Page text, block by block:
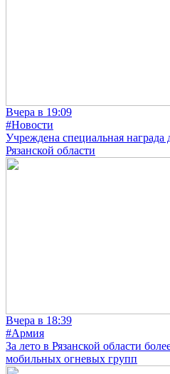
Вчера в 19:09
#Новости
Учреждена специальная
Рязанской области
Вчера в 18:39
#Армия
За лето в Рязанской области
мобильных огневых групп